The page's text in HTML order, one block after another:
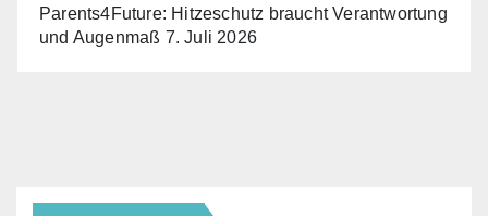
Parents4Future: Hitzeschutz braucht Verantwortung
und Augenmaß 7. Juli 2026